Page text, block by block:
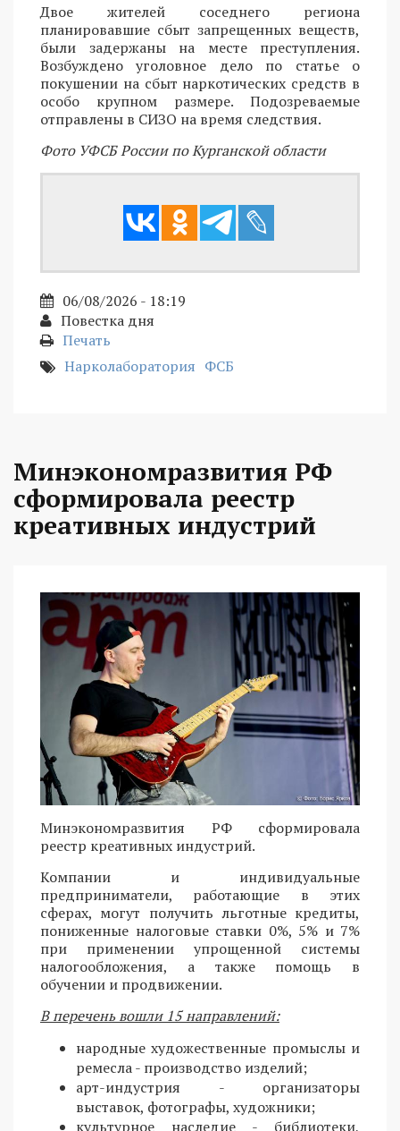
Двое жителей соседнего региона
планировавшие сбыт запрещенных веществ,
были задержаны на месте преступления.
Возбуждено уголовное дело по статье о
покушении на сбыт наркотических средств в
особо крупном размере. Подозреваемые
отправлены в СИЗО на время следствия.
Фото УФСБ России по Курганской области
06/08/2026 - 18:19
Повестка дня
Печать
Нарколаборатория ФСБ
Минэкономразвития РФ
сформировала реестр
креативных индустрий
Минэкономразвития РФ сформировала
реестр креативных индустрий.
Компании и индивидуальные
предприниматели, работающие в этих
сферах, могут получить льготные кредиты,
пониженные налоговые ставки 0%, 5% и 7%
при применении упрощенной системы
налогообложения, а также помощь в
обучении и продвижении.
В перечень вошли 15 направлений:
народные художественные промыслы и
ремесла - производство изделий;
арт-индустрия - организаторы
выставок, фотографы, художники;
культурное наследие - библиотеки,